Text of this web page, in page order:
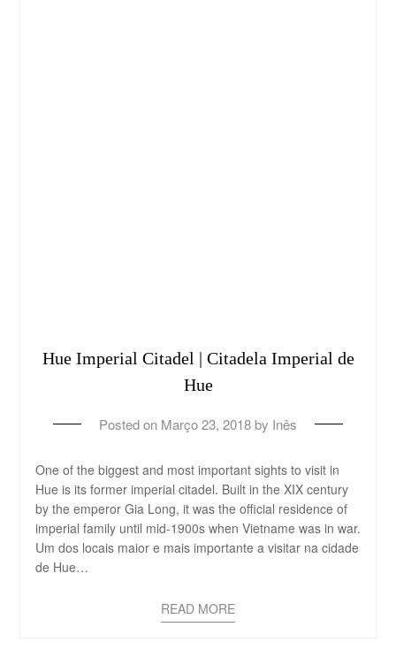
Hue Imperial Citadel | Citadela Imperial de
Hue
Posted on Março 23, 2018 by Inês
One of the biggest and most important sights to visit in
Hue is its former imperial citadel. Built in the XIX century
by the emperor Gia Long, it was the official residence of
imperial family until mid-1900s when Vietname was in war.
Um dos locais maior e mais importante a visitar na cidade
de Hue…
READ MORE